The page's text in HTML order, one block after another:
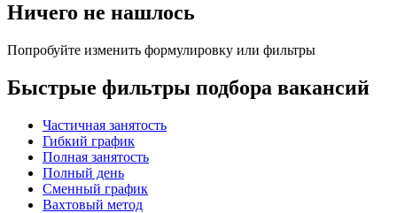
Ничего не нашлось
Попробуйте изменить формулировку или фильтры
Быстрые фильтры подбора вакансий
Частичная занятость
Гибкий график
Полная занятость
Полный день
Сменный график
Вахтовый метод